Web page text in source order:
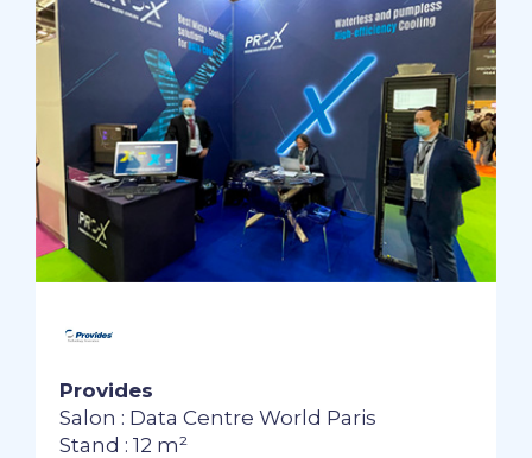
Provides
Salon : Data Centre World Paris
Stand : 12 m²